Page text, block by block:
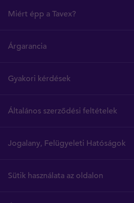
Miért épp a Tavex?
Árgarancia
Gyakori kérdések
Általános szerződési feltételek
Jogalany, Felügyeleti Hatóságok
Sütik használata az oldalon